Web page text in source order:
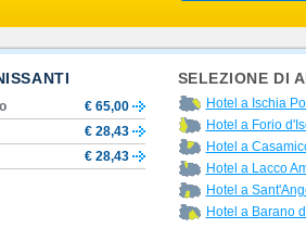
€ 65,00
€ 28,43
€ 28,43
SELEZIONE DI
Hotel a Ischia
Hotel a Forio
Hotel a
Hotel a Lacco
Hotel a
Hotel a Barano